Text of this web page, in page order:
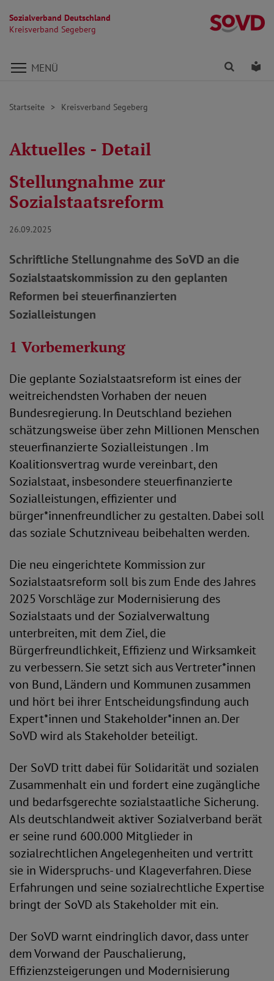
Sozialverband Deutschland
Kreisverband Segeberg
Direkt zu den Inhalten springen
MENÜ Finden
Startseite Kreisverband Segeberg
Aktuelles - Detail
Stellungnahme zur
Sozialstaatsreform
26.09.2025
Schriftliche Stellungnahme des SoVD an die
Sozialstaatskommission zu den geplanten
Reformen bei steuerfinanzierten
Sozialleistungen
1 Vorbemerkung
Die geplante Sozialstaatsreform ist eines der
weitreichendsten Vorhaben der neuen
Bundesregierung. In Deutschland beziehen
schätzungsweise über zehn Millionen Menschen
steuerfinanzierte Sozialleistungen . Im
Koalitionsvertrag wurde vereinbart, den
Sozialstaat, insbesondere steuerfinanzierte
Sozialleistungen, effizienter und
bürger*innenfreundlicher zu gestalten. Dabei soll
das soziale Schutzniveau beibehalten werden.
Die neu eingerichtete Kommission zur
Sozialstaatsreform soll bis zum Ende des Jahres
2025 Vorschläge zur Modernisierung des
Sozialstaats und der Sozialverwaltung
unterbreiten, mit dem Ziel, die
Bürgerfreundlichkeit, Effizienz und Wirksamkeit
zu verbessern. Sie setzt sich aus Vertreter*innen
von Bund, Ländern und Kommunen zusammen
und hört bei ihrer Entscheidungsfindung auch
Expert*innen und Stakeholder*innen an. Der
SoVD wird als Stakeholder beteiligt.
Der SoVD tritt dabei für Solidarität und sozialen
Zusammenhalt ein und fordert eine zugängliche
und bedarfsgerechte sozialstaatliche Sicherung.
Als deutschlandweit aktiver Sozialverband berät
er seine rund 600.000 Mitglieder in
sozialrechtlichen Angelegenheiten und vertritt
sie in Widerspruchs- und Klageverfahren. Diese
Erfahrungen und seine sozialrechtliche Expertise
bringt der SoVD als Stakeholder mit ein.
Der SoVD warnt eindringlich davor, dass unter
dem Vorwand der Pauschalierung,
Effizienzsteigerungen und Modernisierung